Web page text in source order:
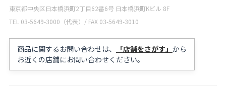
東京都中央区日本橋浜町2丁目62番6号 日本橋浜町Kビル 8F
TEL 03-5649-3000（代表）/ FAX 03-5649-3010
商品に関するお問い合わせは、 「店舗をさがす」 から
お近くの店舗にお問い合わせください。